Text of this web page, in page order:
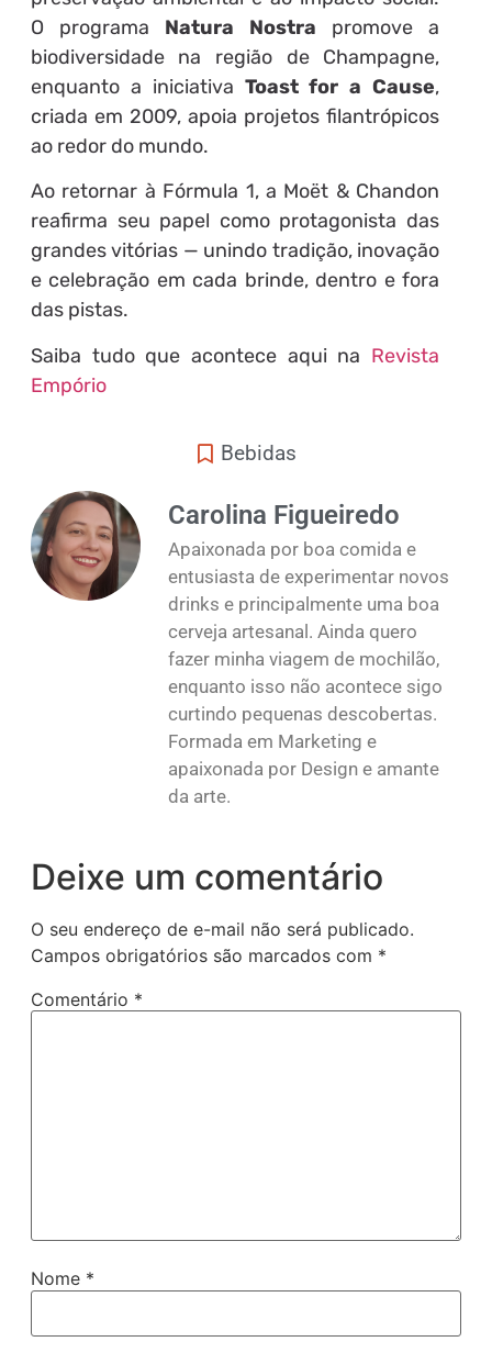
O programa Natura Nostra promove a
biodiversidade na região de Champagne,
enquanto a iniciativa Toast for a Cause,
criada em 2009, apoia projetos filantrópicos
ao redor do mundo.
Ao retornar à Fórmula 1, a Moët & Chandon
reafirma seu papel como protagonista das
grandes vitórias — unindo tradição, inovação
e celebração em cada brinde, dentro e fora
das pistas.
Saiba tudo que acontece aqui na Revista
Empório
Bebidas
Carolina Figueiredo
Apaixonada por boa comida e
entusiasta de experimentar novos
drinks e principalmente uma boa
cerveja artesanal. Ainda quero
fazer minha viagem de mochilão,
enquanto isso não acontece sigo
curtindo pequenas descobertas.
Formada em Marketing e
apaixonada por Design e amante
da arte.
Deixe um comentário
O seu endereço de e-mail não será publicado.
Campos obrigatórios são marcados com *
Comentário *
Nome *